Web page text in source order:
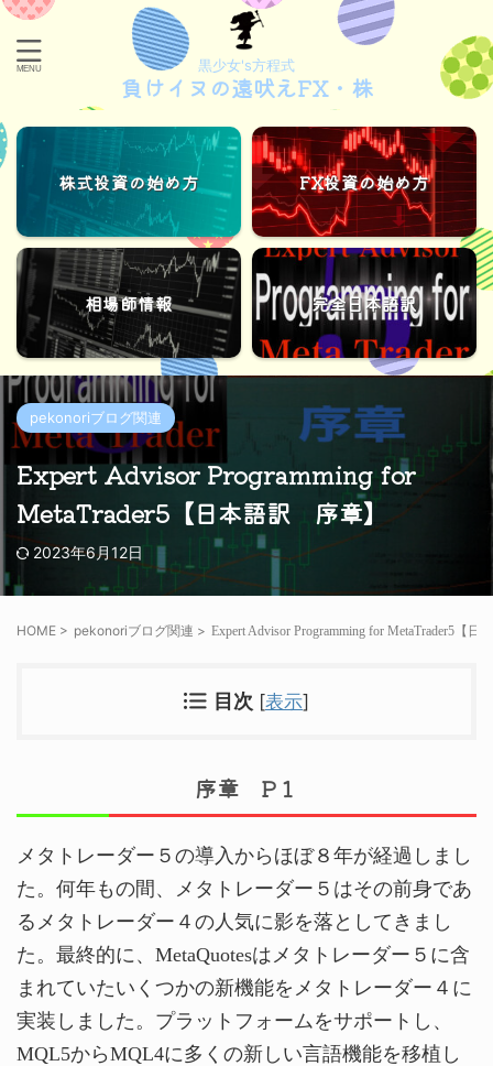
黒少女's方程式
負けイヌの遠吠えFX・株
株式投資の始め方 FX投資の始め方
相場師情報 完全日本語訳
pekonoriブログ関連
Expert Advisor Programming for
MetaTrader5【日本語訳 序章】
2023年6月12日
HOME > pekonoriブログ関連 > Expert Advisor Programming for MetaTrader5【
目次 [表示]
序章 P１
メタトレーダー５の導入からほぼ８年が経過しまし
た。何年もの間、メタトレーダー５はその前身であ
るメタトレーダー４の人気に影を落としてきまし
た。最終的に、MetaQuotesはメタトレーダー５に含
まれていたいくつかの新機能をメタトレーダー４に
実装しました。プラットフォームをサポートし、
MQL5からMQL4に多くの新しい言語機能を移植し